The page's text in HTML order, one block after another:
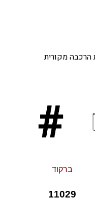
הרכבה מקורית
ברקוד